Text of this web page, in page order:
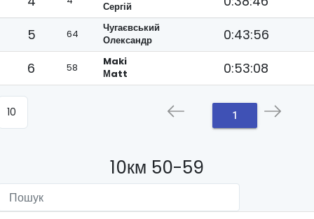
Сергій
5
64
Чугаєвський
Олександр
0:43:56
6
58
Maki
Мatt
0:53:08
1
10км 50-59